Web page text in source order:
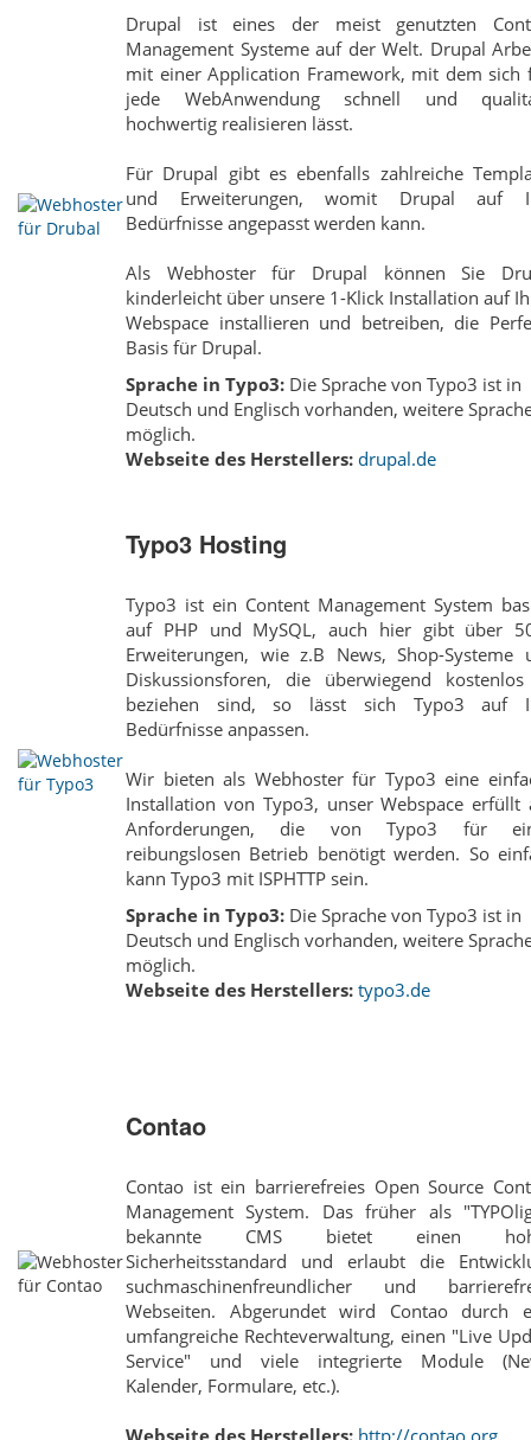
Drupal ist eines der meist genutzten
Management Systeme auf der Welt. Drupal
mit einer Application Framework, mit dem sich
jede Web­Anwendung schnell und
hochwertig realisieren lässt.
Für Drupal gibt es ebenfalls zahlreiche
und Erweiterungen, womit Drupal auf
Bedürfnisse angepasst werden kann.
Als Webhoster für Drupal können Sie
kinderleicht über unsere 1-Klick Installation auf
Webspace installieren und betreiben, die
Basis für Drupal.
Sprache in Typo3: Die Sprache von Typo3 ist in
Deutsch und Englisch vorhanden, weitere
möglich.
Webseite des Herstellers: drupal.de
Typo3 Hosting
Typo3 ist ein Content Management System
auf PHP und MySQL, auch hier gibt über
Erweiterungen, wie z.B News, Shop-Systeme
Diskussionsforen, die überwiegend
beziehen sind, so lässt sich Typo3 auf
Bedürfnisse anpassen.
Wir bieten als Webhoster für Typo3 eine
Installation von Typo3, unser Webspace erfüllt
Anforderungen, die von Typo3 für
reibungslosen Betrieb benötigt werden. So
kann Typo3 mit ISPHTTP sein.
Sprache in Typo3: Die Sprache von Typo3 ist in
Deutsch und Englisch vorhanden, weitere
möglich.
Webseite des Herstellers: typo3.de
Contao
Contao ist ein barrierefreies Open Source
Management System. Das früher als
bekannte CMS bietet einen
Sicherheitsstandard und erlaubt die
suchmaschinenfreundlicher und
Webseiten. Abgerundet wird Contao durch
umfangreiche Rechteverwaltung, einen "Live
Service" und viele integrierte Module
Kalender, Formulare, etc.).
Webseite des Herstellers: http://contao.org